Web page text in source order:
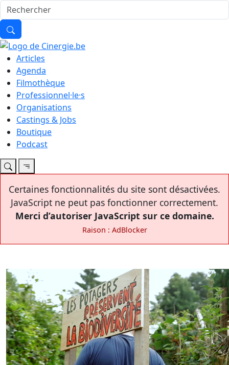
Articles
Agenda
Filmothèque
Professionnel·le·s
Organisations
Castings & Jobs
Boutique
Podcast
Certaines fonctionnalités du site sont désactivées.
JavaScript ne peut pas fonctionner correctement.
Merci d’autoriser JavaScript sur ce domaine.
Raison : AdBlocker